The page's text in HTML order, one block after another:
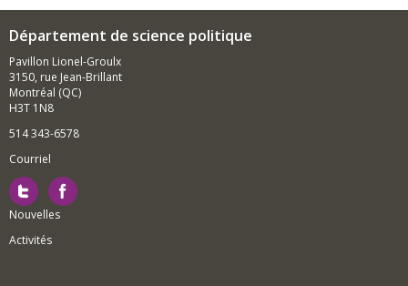
Département de science politique
Pavillon Lionel-Groulx
3150, rue Jean-Brillant
Montréal (QC)
H3T 1N8
514 343-6578
Courriel
Nouvelles
Activités